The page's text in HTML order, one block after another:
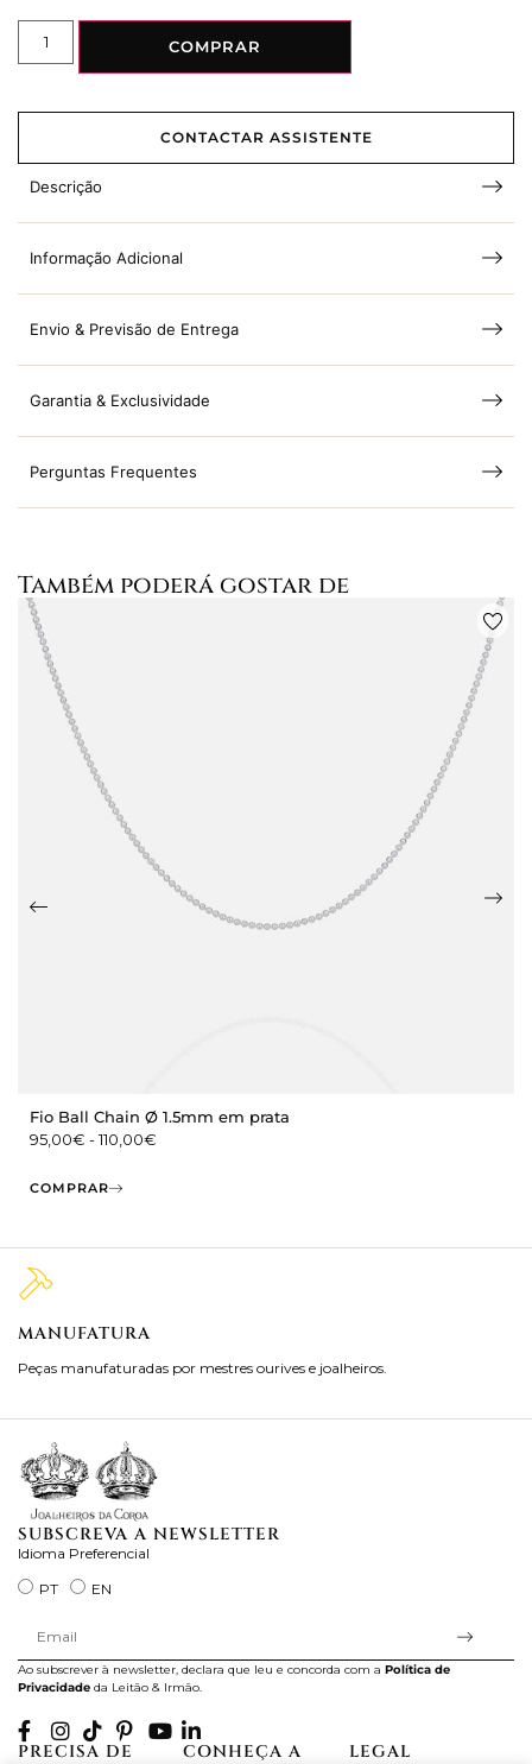
COMPRAR
CONTACTAR ASSISTENTE
Descrição
Informação Adicional
Envio & Previsão de Entrega
Garantia & Exclusividade
Perguntas Frequentes
Também poderá gostar de
Fio Ball Chain Ø 1.5mm em prata
95,00€ -110,00€
COMPRAR
MANUFATURA
Peças manufaturadas por mestres ourives e joalheiros.
SUBSCREVA A NEWSLETTER
Idioma Preferencial
PT
EN
Ao subscrever à newsletter, declara que leu e concorda com a Política de
Privacidade da Leitão & Irmão.
PRECISA DE
CONHEÇA A
LEGAL